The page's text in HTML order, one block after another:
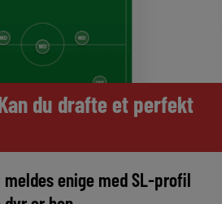
du drafte et perfekt
meldes enige med SL-profil